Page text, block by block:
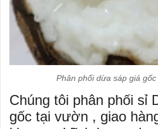
Phân phối dừa sáp giá
Chúng tôi phân phối sỉ
gốc tại vườn , giao